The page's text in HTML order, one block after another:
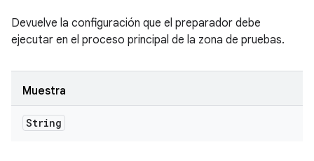
Devuelve la configuración que el preparador debe
ejecutar en el proceso principal de la zona de pruebas.
Muestra
String